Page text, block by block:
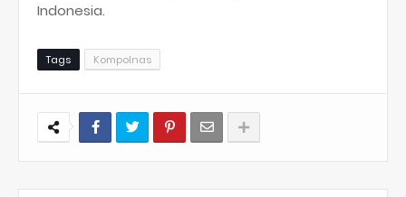
Indonesia.
Tags Kompolnas